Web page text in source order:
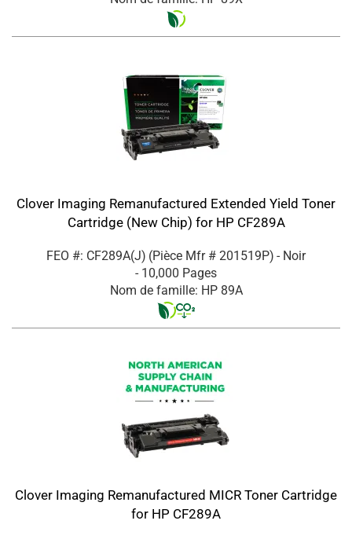
Clover Imaging Remanufactured Extended Yield Toner
Cartridge (New Chip) for HP CF289A
FEO #: CF289A(J) (Pièce Mfr # 201519P) - Noir
- 10,000 Pages
Nom de famille: HP 89A
Clover Imaging Remanufactured MICR Toner Cartridge
for HP CF289A